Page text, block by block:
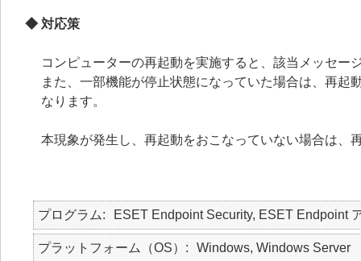
◆ 対応策
コンピューターの再起動を実施すると、該当メッセー
また、一部機能が停止状態になっていた場合は、再
なります。
本現象が発生し、再起動をおこなっていない場合は、
プログラム ESET Endpoint Security, ESET Endpoint
プラットフォーム（OS） Windows, Windows Server